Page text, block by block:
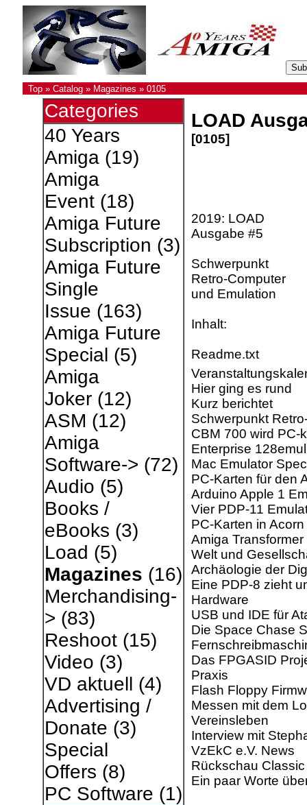
Top» Catalog» Magazines » 0105
Categories
40 Years
Amiga(19)
Amiga
Event(18)
Amiga Future
Subscription (3)
Amiga Future
Single
Issue (163)
Amiga Future
Special (5)
Amiga
Joker(12)
ASM (12)
Amiga
Software-> (72)
Audio (5)
Books /
eBooks (3)
Load (5)
Magazines (16)
Merchandising-
> (83)
Reshoot(15)
Video (3)
VD aktuell (4)
Advertising /
Donate (3)
Special
Offers (8)
PC Software (1)
LOAD
[0105]
2019: LOAD
Ausgabe #5
Schwerpunkt
Retro-Computer
und Emulation
Inhalt:
Readme.txt
Hier ging es rund
Kurz berichtet
Schwerpunkt
CBM 700 wird PC­-
Enterprise
Mac Emulator
PC­-Karten für den
Arduino Apple 1
Vier PDP­-11
PC-Karten in
Amiga Transformer
Welt und
Archäologie der
Eine PDP­-8 zieht
Hardware
USB und IDE für
Die Space Chase
Das FPGASID
Praxis
Flash Floppy­
Messen mit dem
Vereinsleben
Interview mit
VzEkC e.V. News
Rückschau
Ein paar Worte